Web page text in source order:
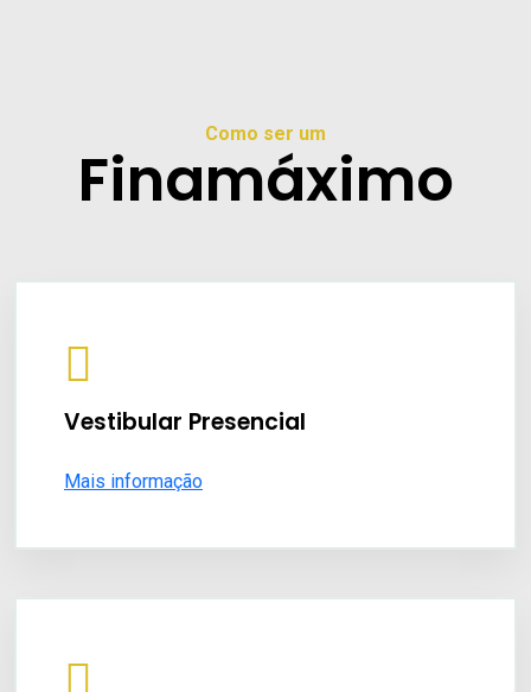
Como ser um
Finamáximo
Vestibular Presencial
Mais informação